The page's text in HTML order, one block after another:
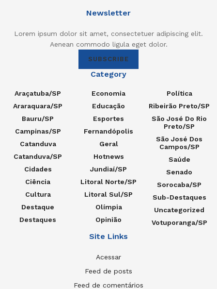
Newsletter
Lorem ipsum dolor sit amet, consectetuer adipiscing elit.
Aenean commodo ligula eget dolor.
SUBSCRIBE
Category
Araçatuba/SP
Araraquara/SP
Bauru/SP
Campinas/SP
Catanduva
Catanduva/SP
Cidades
Ciência
Cultura
Destaque
Destaques
Economia
Educação
Esportes
Fernandópolis
Geral
Hotnews
Jundiaí/SP
Litoral Norte/SP
Litoral Sul/SP
Olímpia
Opinião
Política
Ribeirão Preto/SP
São José Do Rio
Preto/SP
São José Dos
Campos/SP
Saúde
Senado
Sorocaba/SP
Sub-Destaques
Uncategorized
Votuporanga/SP
Site Links
Acessar
Feed de posts
Feed de comentários